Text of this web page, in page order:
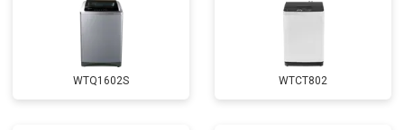
Корпусный ремонт (замена резинок,
Замена крестовины от 2750 ₽
WTQ1602S WTCT802